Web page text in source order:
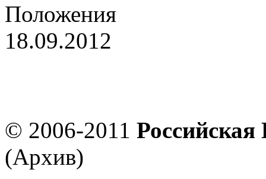
Положения
18.09.2012
© 2006-2011
(Архив)